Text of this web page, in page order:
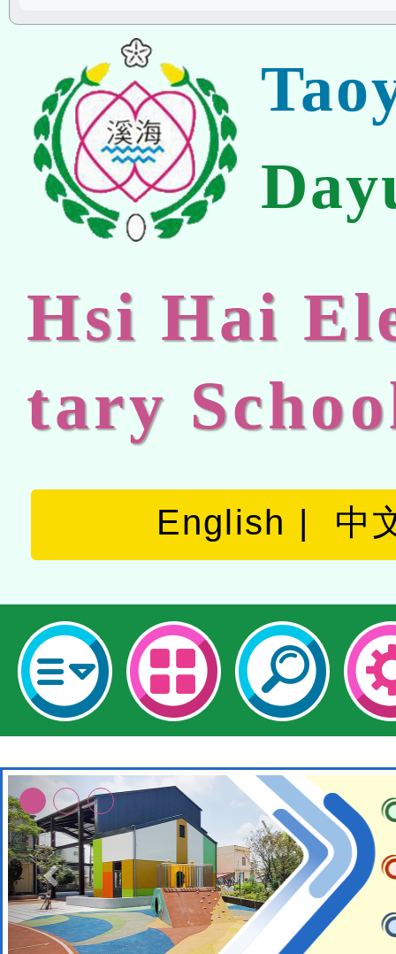
Hsi Hai
tary
English 中
本校115學年度第2次代理
結果公告(無人報名，續辦
適應運動共學行動站研習